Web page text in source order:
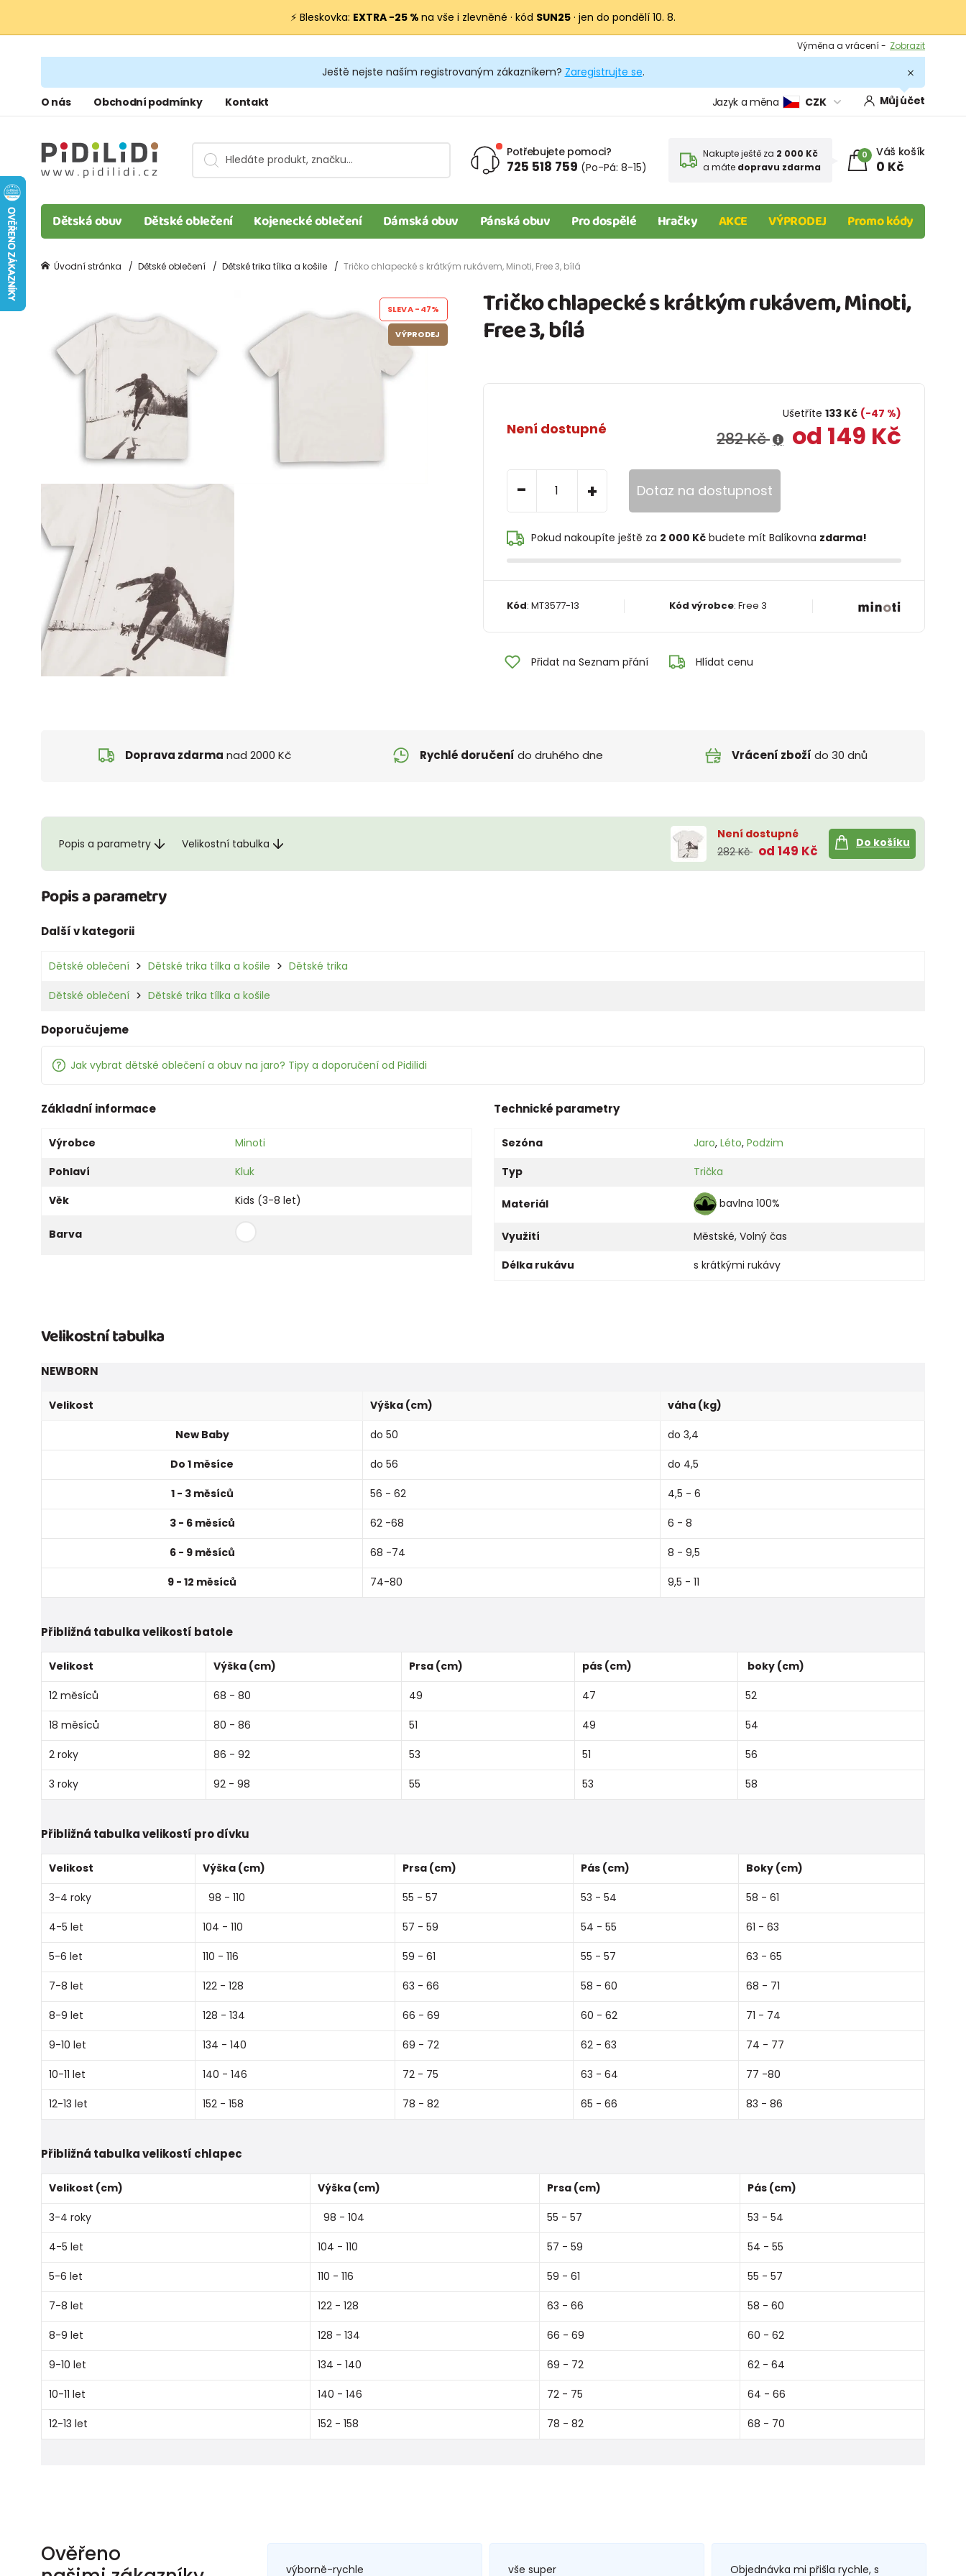
⚡ Bleskovka: EXTRA −25 % na vše i zlevněné · kód SUN25 · jen do pondělí 10. 8.
Sleva 100 Kč na první nákup - Podmínky
Ještě nejste naším registrovaným zákazníkem? Zaregistrujte se.
O nás Obchodní podmínky Kontakt Jazyk a měna CZK Můj účet
Potřebujete pomoci?
725 518 759 (Po-Pá: 8-15)
Nakupte ještě za 2 000 Kč
a máte dopravu zdarma
0 Váš košík
0 Kč
Dětská obuv Dětské oblečení Kojenecké oblečení Dámská obuv Pánská obuv Pro dospělé Hračky AKCE VÝPRODEJ Promo kódy
Úvodní stránka Dětské oblečení Dětské trika tílka a košile Tričko chlapecké s krátkým rukávem, Minoti, Free 3, bílá
Tričko chlapecké s krátkým rukávem, Minoti,
Free 3, bílá
Není dostupné
Ušetříte133 Kč (-47 %)
282 Kč od 149 Kč
- + Dotaz na dostupnost
Pokud nakoupíte ještě za 2 000 Kčbudete mít Balíkovna zdarma!
Kód: MT3577-13 Kód výrobce:Free 3
Přidat na Seznam přání Hlídat cenu
SLEVA-47%
VÝPRODEJ
Doprava zdarma nad 2000 Kč Rychlé doručení do druhého dne Vrácení zboží do 30 dnů
Popis a parametry Velikostní tabulka
Není dostupné
282 Kč od 149 Kč
Do košíku
Popis a parametry
Další v kategorii
Dětské oblečení Dětské trika tílka a košile Dětské trika
Dětské oblečení Dětské trika tílka a košile
Doporučujeme
Jak vybrat dětské oblečení a obuv na jaro? Tipy a doporučení od Pidilidi
Základní informace
Výrobce
Minoti
Pohlaví
Kluk
Věk
Kids (3-8 let)
Barva
Technické parametry
Sezóna Jaro, Léto, Podzim
Typ
Trička
Materiál bavlna 100%
Využití Městské, Volný čas
Délka rukávu
s krátkými rukávy
Velikostní tabulka
NEWBORN
Velikost Výška (cm) váha (kg)
New Baby do 50 do 3,4
Do 1 měsíce do 56 do 4,5
1 - 3 měsíců 56 - 62 4,5 - 6
3 - 6 měsíců 62 -68 6 - 8
6 - 9 měsíců 68 -74 8 - 9,5
9 - 12 měsíců 74-80 9,5 - 11
Přibližná tabulka velikostí batole
Velikost Výška (cm) Prsa (cm) pás (cm) boky (cm)
12 měsíců 68 - 80 49 47 52
18 měsíců 80 - 86 51 49 54
2 roky 86 - 92 53 51 56
3 roky 92 - 98 55 53 58
Přibližná tabulka velikostí pro dívku
Velikost Výška (cm) Prsa (cm) Pás (cm) Boky (cm)
3-4 roky 98 - 110 55 - 57 53 - 54 58 - 61
4-5 let 104 - 110 57 - 59 54 - 55 61 - 63
5-6 let 110 - 116 59 - 61 55 - 57 63 - 65
7-8 let 122 - 128 63 - 66 58 - 60 68 - 71
8-9 let 128 - 134 66 - 69 60 - 62 71 - 74
9-10 let 134 - 140 69 - 72 62 - 63 74 - 77
10-11 let 140 - 146 72 - 75 63 - 64 77 -80
12-13 let 152 - 158 78 - 82 65 - 66 83 - 86
Přibližná tabulka velikostí chlapec
Velikost (cm) Výška (cm) Prsa (cm) Pás (cm)
3-4 roky 98 - 104 55 - 57 53 - 54
4-5 let 104 - 110 57 - 59 54 - 55
5-6 let 110 - 116 59 - 61 55 - 57
7-8 let 122 - 128 63 - 66 58 - 60
8-9 let 128 - 134 66 - 69 60 - 62
9-10 let 134 - 140 69 - 72 62 - 64
10-11 let 140 - 146 72 - 75 64 - 66
12-13 let 152 - 158 78 - 82 68 - 70
Ověřeno
výborně-rychle vše super Objednávka mi přišla rychle, s